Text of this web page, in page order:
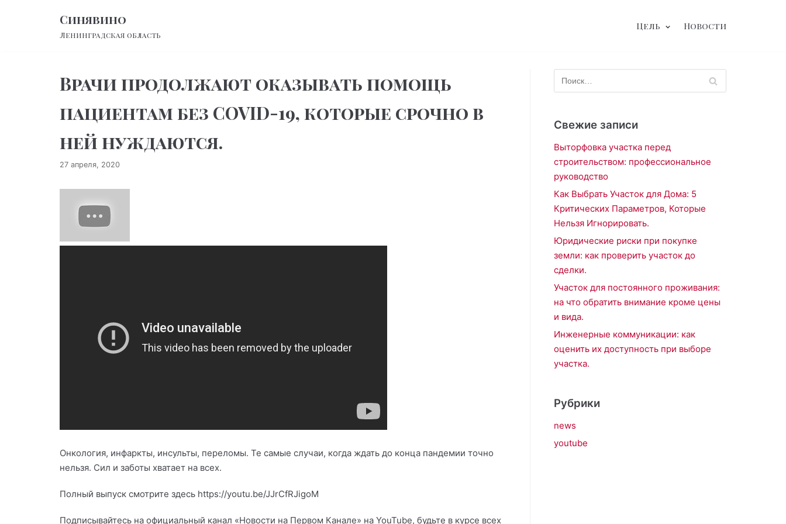
Синявино
Ленинградская область
Цель Новости
Врачи продолжают оказывать помощь
пациентам без COVID-19, которые срочно в
ней нуждаются.
27 апреля, 2020
Онкология, инфаркты, инсульты, переломы. Те самые случаи, когда ждать до конца пандемии точно
нельзя. Сил и заботы хватает на всех.
Полный выпуск смотрите здесь https://youtu.be/JJrCfRJigoM
Подписывайтесь на официальный канал «Новости на Первом Канале» на YouTube, будьте в курсе всех
Свежие записи
Выторфовка участка перед
строительством: профессиональное
руководство
Как Выбрать Участок для Дома: 5
Критических Параметров, Которые
Нельзя Игнорировать.
Юридические риски при покупке
земли: как проверить участок до
сделки.
Участок для постоянного проживания:
на что обратить внимание кроме цены
и вида.
Инженерные коммуникации: как
оценить их доступность при выборе
участка.
Рубрики
news
youtube